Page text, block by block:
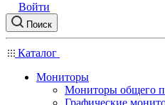
Войти
Поиск
Каталог
Мониторы
Мониторы общего
Графические